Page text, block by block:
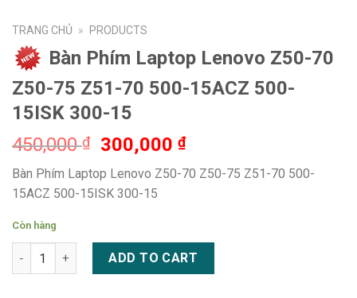
TRANG CHỦ » PRODUCTS
Bàn Phím Laptop Lenovo Z50-70
Z50-75 Z51-70 500-15ACZ 500-
15ISK 300-15
450,000₫ 300,000₫
Bàn Phím Laptop Lenovo Z50-70 Z50-75 Z51-70 500-
15ACZ 500-15ISK 300-15
Còn hàng
Bàn Phím Laptop Lenovo Z50-70 Z50-75 Z51-70 500-15ACZ
ADD TO CART